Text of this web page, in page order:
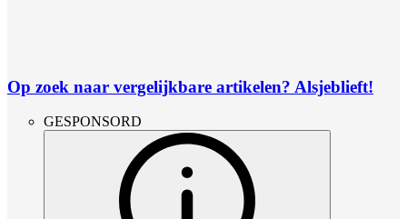
Op zoek naar vergelijkbare artikelen? Alsjeblieft!
GESPONSORD